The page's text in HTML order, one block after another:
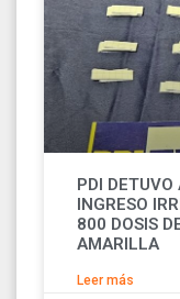
PDI DETUVO
INGRESO
800 DOSIS
AMARILLA
Leer más